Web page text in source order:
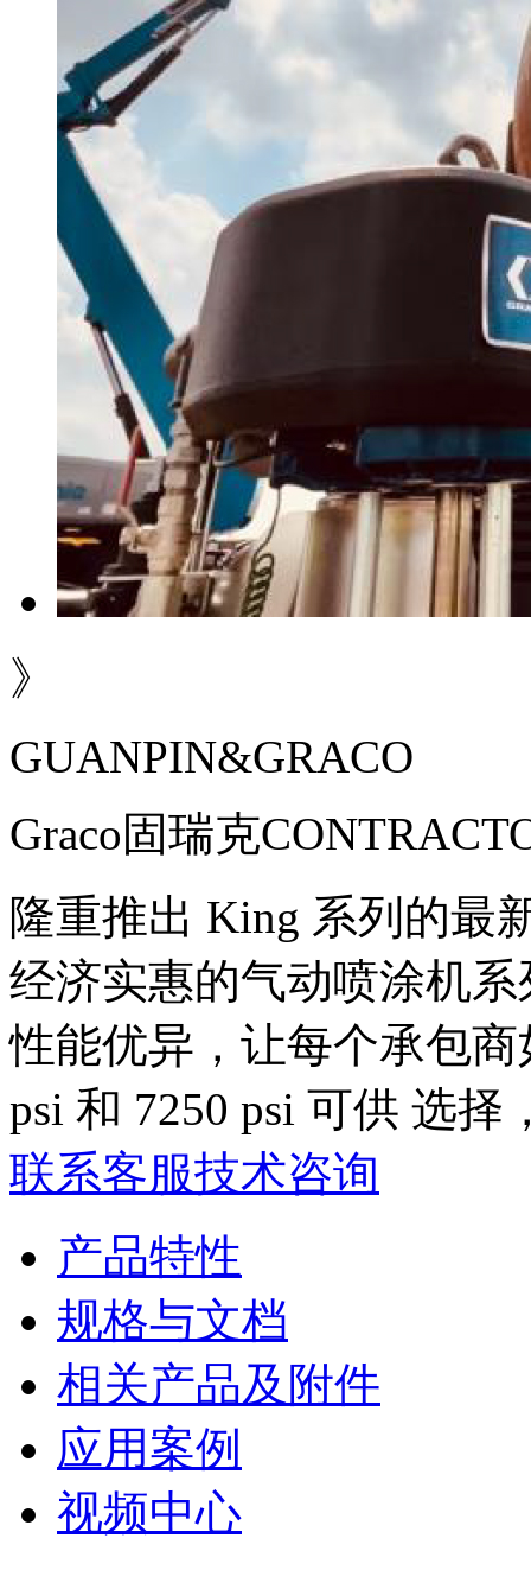
》
GUANPIN&GRACO
Graco固瑞克
隆重推出 King 系列的最
经济实惠的气动喷涂机
性能优异，让每个承包商
psi 和 7250 psi 可供 选
联系客服技术咨询
产品特性
规格与文档
相关产品及附件
应用案例
视频中心